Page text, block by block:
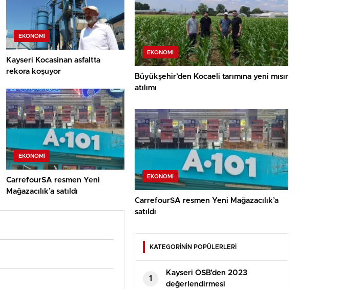
EKONOMI
Kayseri Kocasinan asfaltta
rekora koşuyor
EKONOMI
CarrefourSA resmen Yeni
Mağazacılık’a satıldı
EKONOMI
Büyükşehir’den Kocaeli tarımına yeni mısır
atılımı
EKONOMI
CarrefourSA resmen Yeni Mağazacılık’a
satıldı
KATEGORİNİN POPÜLERLERİ
1
Kayseri OSB’den 2023
değerlendirmesi